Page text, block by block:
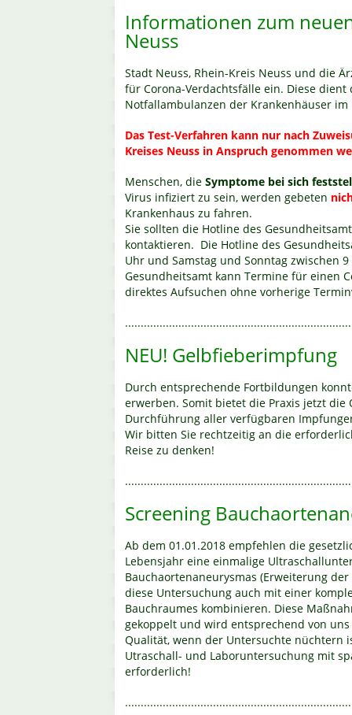
Informationen zum
Neuss
Stadt Neuss, Rhein-Kreis Neuss und die
für Corona-Verdachtsfälle ein. Diese
Notfallambulanzen der Krankenhäuser
Das Test-Verfahren kann nur nach
Kreises Neuss in Anspruch genommen
Menschen, die Symptome bei sich
Virus infiziert zu sein, werden gebeten
Krankenhaus zu fahren.
Sie sollten die Hotline des
kontaktieren. Die Hotline des
Uhr und Samstag und Sonntag zwischen
Gesundheitsamt kann Termine für einen
direktes Aufsuchen ohne vorherige
NEU! Gelbfieberimpfung
Durch entsprechende Fortbildungen
erwerben. Somit bietet die Praxis jetzt
Durchführung aller verfügbaren
Wir bitten Sie rechtzeitig an die
Reise zu denken!
Screening
Ab dem 01.01.2018 empfehlen die
Lebensjahr eine einmalige
Bauchaortenaneurysmas (Erweiterung
diese Untersuchung auch mit einer
Bauchraumes kombinieren. Diese
gekoppelt und wird entsprechend von
Qualität, wenn der Untersuchte nüchtern
Utraschall- und Laboruntersuchung mit
erforderlich!